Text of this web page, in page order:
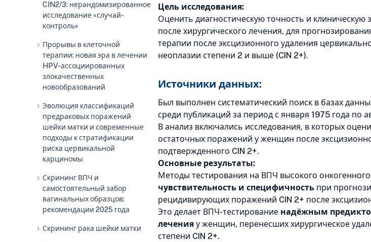
CIN2/3: нерандомизированное
исследование «случай-
контроль»
chevron_right Прорывы в клеточной
терапии: новая эра в лечении
HPV-ассоциированных
злокачественных
новообразований
chevron_right Эволюция классификаций
предраковых поражений
шейки матки и современные
подходы к стратификации
риска цервикальной
карциномы
chevron_right Скрининг ВПЧ и
самостоятельный забор
вагинальных образцов:
рекомендации 2025 года
chevron_right Скрининг рака шейки матки
Цель исследования:
Оценить диагностическую точность и
после хирургического лечения, для
терапии после эксцизионного удаления
неоплазии степени 2 и выше (CIN 2+).
Источники данных:
Был выполнен систематический поиск в базах
среди публикаций за период с января 1975 года по
В анализ включались исследования, в которых
остаточных поражений у женщин после
подтвержденного CIN 2+.
Основные результаты:
Методы тестирования на ВПЧ высокого онкогенного
чувствительность и специфичность при
рецидивирующих поражений CIN 2+ после
Это делает ВПЧ-тестирование надёжным
лечения у женщин, перенесших хирургическое
степени CIN 2+.